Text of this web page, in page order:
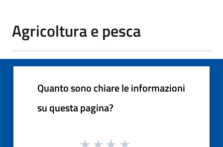
Agricoltura e pesca
Quanto sono chiare le informazioni
su questa pagina?